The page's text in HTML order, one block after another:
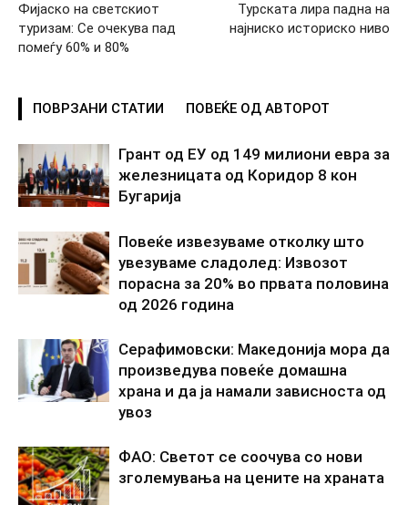
Фијаско на светскиот
туризам: Се очекува пад
помеѓу 60% и 80%
Турската лира падна на
најниско историско ниво
ПОВРЗАНИ СТАТИИ ПОВЕЌЕ ОД АВТОРОТ
Грант од ЕУ од 149 милиони евра за
железницата од Коридор 8 кон
Бугарија
Повеќе извезуваме отколку што
увезуваме сладолед: Извозот
порасна за 20% во првата половина
од 2026 година
Серафимовски: Македонија мора да
произведува повеќе домашна
храна и да ја намали зависноста од
увоз
ФАО: Светот се соочува со нови
зголемувања на цените на храната